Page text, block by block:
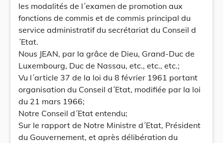
les modalités de l´examen de promotion aux
fonctions de commis et de commis principal du
service administratif du secrétariat du Conseil d
´Etat.
Nous JEAN, par la grâce de Dieu, Grand-Duc de
Luxembourg, Duc de Nassau, etc., etc., etc.;
Vu l´article 37 de la loi du 8 février 1961 portant
organisation du Conseil d´Etat, modifiée par la loi
du 21 mars 1966;
Notre Conseil d´Etat entendu;
Sur le rapport de Notre Ministre d´Etat, Président
du Gouvernement, et après délibération du